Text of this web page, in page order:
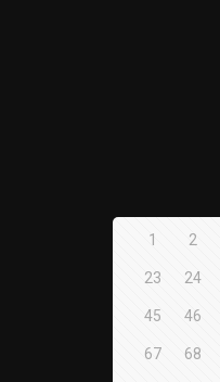
1 2
23 24
45 46
67 68